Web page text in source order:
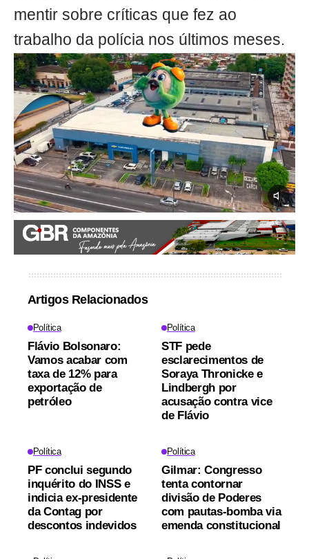
mentir sobre críticas que fez ao
trabalho da polícia nos últimos meses.
Artigos Relacionados
Política
Flávio Bolsonaro:
Vamos acabar com
taxa de 12% para
exportação de
petróleo
Política
STF pede
esclarecimentos de
Soraya Thronicke e
Lindbergh por
acusação contra vice
de Flávio
Política
PF conclui segundo
inquérito do INSS e
indicia ex-presidente
da Contag por
descontos indevidos
Política
Gilmar: Congresso
tenta contornar
divisão de Poderes
com pautas-bomba via
emenda constitucional